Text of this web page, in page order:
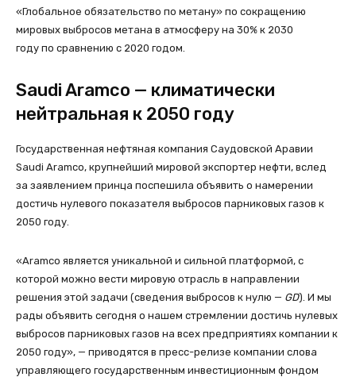
«Глобальное обязательство по метану» по сокращению
мировых выбросов метана в атмосферу на 30% к 2030
году по сравнению с 2020 годом.
Saudi Aramco — климатически
нейтральная к 2050 году
Государственная нефтяная компания Саудовской Аравии
Saudi Aramco, крупнейший мировой экспортер нефти, вслед
за заявлением принца поспешила объявить о намерении
достичь нулевого показателя выбросов парниковых газов к
2050 году.
«Aramco является уникальной и сильной платформой, с
которой можно вести мировую отрасль в направлении
решения этой задачи (сведения выбросов к нулю — GD). И мы
рады объявить сегодня о нашем стремлении достичь нулевых
выбросов парниковых газов на всех предприятиях компании к
2050 году», — приводятся в пресс-релизе компании слова
управляющего государственным инвестиционным фондом